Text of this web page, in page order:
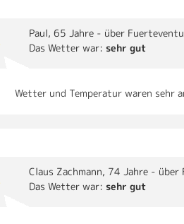
Paul, 65 Jahre - über
Das Wetter war: sehr gut
Wetter und Temperatur waren sehr
Claus Zachmann, 74 Jahre - über
Das Wetter war: sehr gut